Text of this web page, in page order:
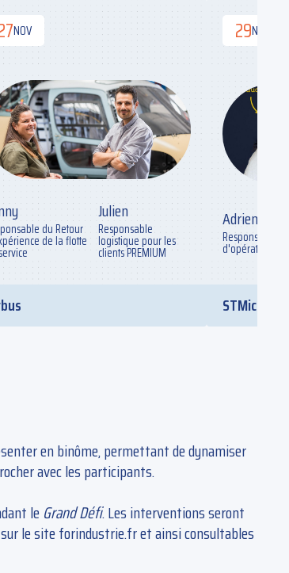
NOV
du Retour
de la flotte
Julien
Responsable
logistique pour les
clients PREMIUM
29NOV
Adrien
Responsable
d'opération
en binôme, permettant de dynamiser
avec les participants.
le Grand Défi. Les interventions seront
le site forindustrie.fr et ainsi consultables